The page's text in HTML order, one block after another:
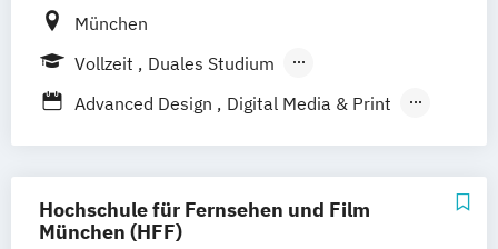
München
Vollzeit
Duales Studium
Berufsbegleitendes Präsenzstudium
Advanced Design
Digital Media & Print
Technologie und Management
Technische Redaktion und Kommunikation
Hochschule für Fernsehen und Film
München (HFF)